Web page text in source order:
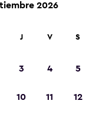
2026
J V S
3 4 5
10 11 12